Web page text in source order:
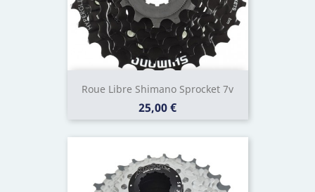
Roue Libre Shimano Sprocket 7v
Prix
25,00 €